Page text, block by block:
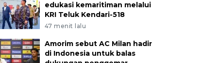
edukasi kemaritiman melalui
KRI Teluk Kendari-518
47 menit lalu
Amorim sebut AC Milan hadir
di Indonesia untuk balas